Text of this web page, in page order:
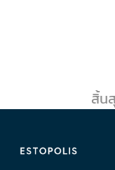
สิ้น